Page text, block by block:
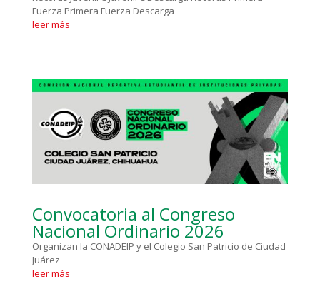
Fuerza Primera Fuerza Descarga
leer más
Convocatoria al Congreso
Nacional Ordinario 2026
Organizan la CONADEIP y el Colegio San Patricio de Ciudad
Juárez
leer más